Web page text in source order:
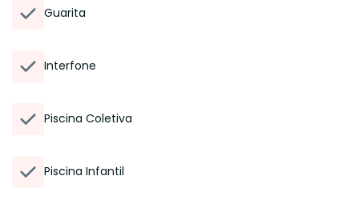
Guarita
Interfone
Piscina Coletiva
Piscina Infantil